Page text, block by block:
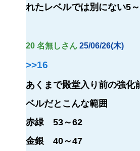
れたレベルでは別にない5
20 名無しさん 25/06/26(木)
>>16
あくまで殿堂入り前の強化
ベルだとこんな範囲
赤緑 53～62
金銀 40～47